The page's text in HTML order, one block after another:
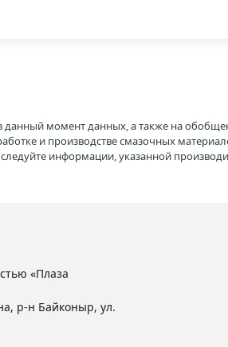
момент данных, а также на
и производстве смазочных
информации, указанной
«Плаза
р-н Байконыр, ул.